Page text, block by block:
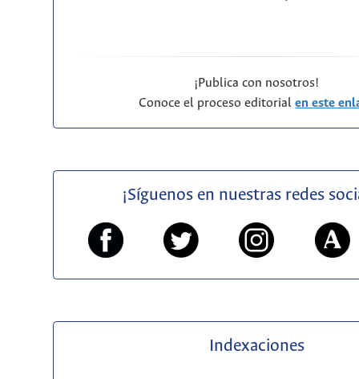
¡Publica con nosotros!
Conoce el proceso editorialen este
¡Síguenos en nuestras redes
Indexaciones